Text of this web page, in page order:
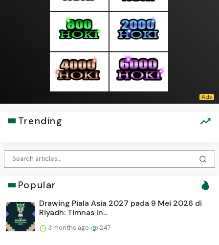
Trending
Popular
Drawing Piala Asia 2027 pada 9 Mei 2026 di
Riyadh: Timnas In...
3 months ago 247